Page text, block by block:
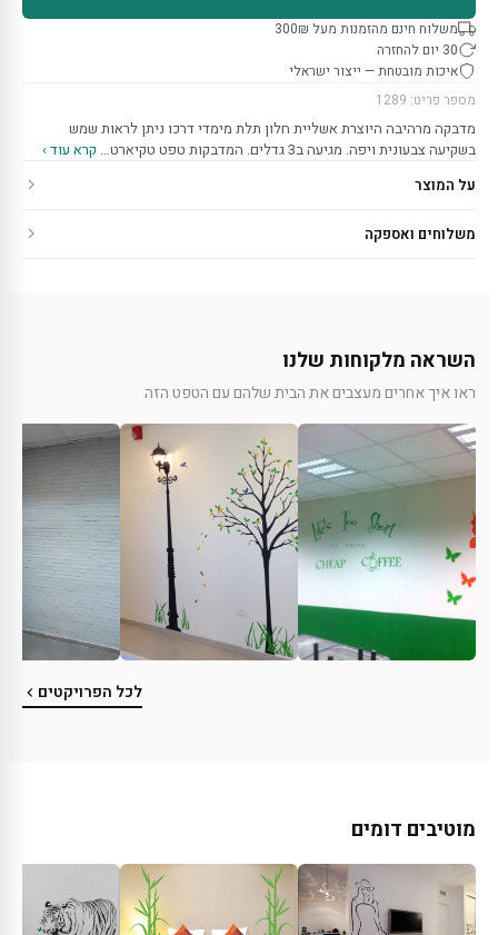
משלוח חינם מהזמנות מעל 300₪
30 יום להחזרה
איכות מובטחת — ייצור ישראלי
מספר פריט: 1289
מדבקה מרהיבה היוצרת אשליית חלון תלת מימדי דרכו ניתן לראות שמש
בשקיעה צבעונית ויפה. מגיעה ב3 גדלים. המדבקות טפט טקיארט…
קרא עוד ›
על המוצר
משלוחים ואספקה
השראה מלקוחות שלנו
ראו איך אחרים מעצבים את הבית שלהם עם הטפט הזה
לכל הפרויקטים
מוטיבים דומים